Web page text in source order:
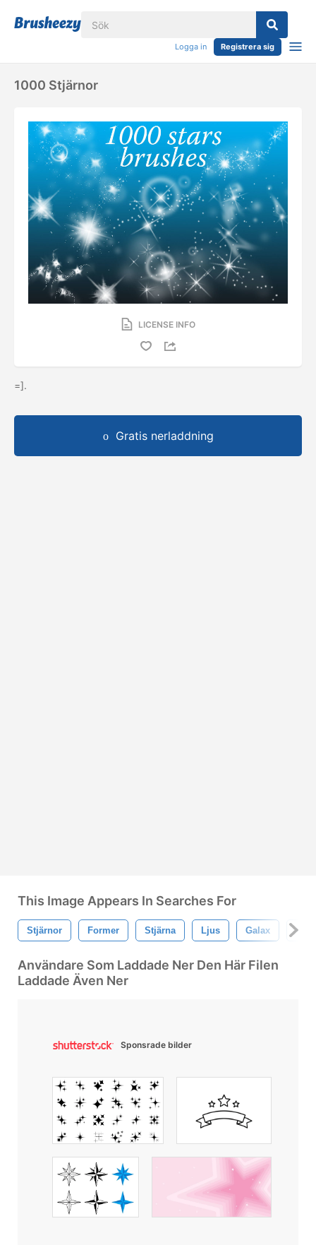
Logga in Registrera sig
1000 Stjärnor
LICENSE INFO
=].
Gratis nerladdning
This Image Appears In Searches For
Stjärnor Former Stjärna Ljus Galax
Användare Som Laddade Ner Den Här Filen
Laddade Även Ner
Sponsrade bilder